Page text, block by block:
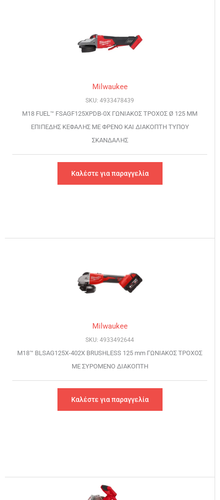
Milwaukee
SKU: 4933478439
M18 FUEL™ FSAGF125XPDB-0X ΓΩΝΙΑΚΟΣ ΤΡΟΧΟΣ Ø 125 MM
ΕΠΙΠΕΔΗΣ ΚΕΦΑΛΗΣ ΜΕ ΦΡΕΝΟ ΚΑΙ ΔΙΑΚΟΠΤΗ ΤΥΠΟΥ
ΣΚΑΝΔΑΛΗΣ
Καλέστε για παραγγελία
Milwaukee
SKU: 4933492644
M18™ BLSAG125X-402X BRUSHLESS 125 mm ΓΩΝΙΑΚΟΣ ΤΡΟΧΟΣ
ΜΕ ΣΥΡΟΜΕΝΟ ΔΙΑΚΟΠΤΗ
Καλέστε για παραγγελία